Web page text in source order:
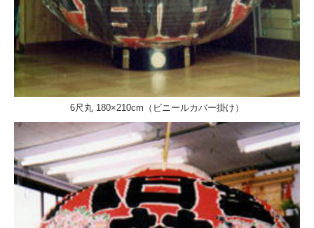
6尺丸 180×210cm（ビニールカバー掛け）